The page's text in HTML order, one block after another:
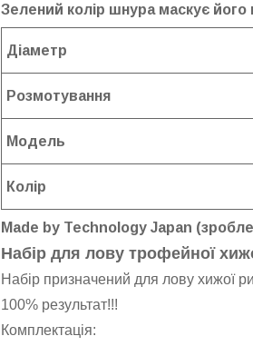
Зелений колір шнура маскує його
Діаметр
Розмотування
Модель
Колір
Made by Technology Japan
Набір для лову трофейної
Набір призначений для лову хижої
100% результат!!!
Комплектація: